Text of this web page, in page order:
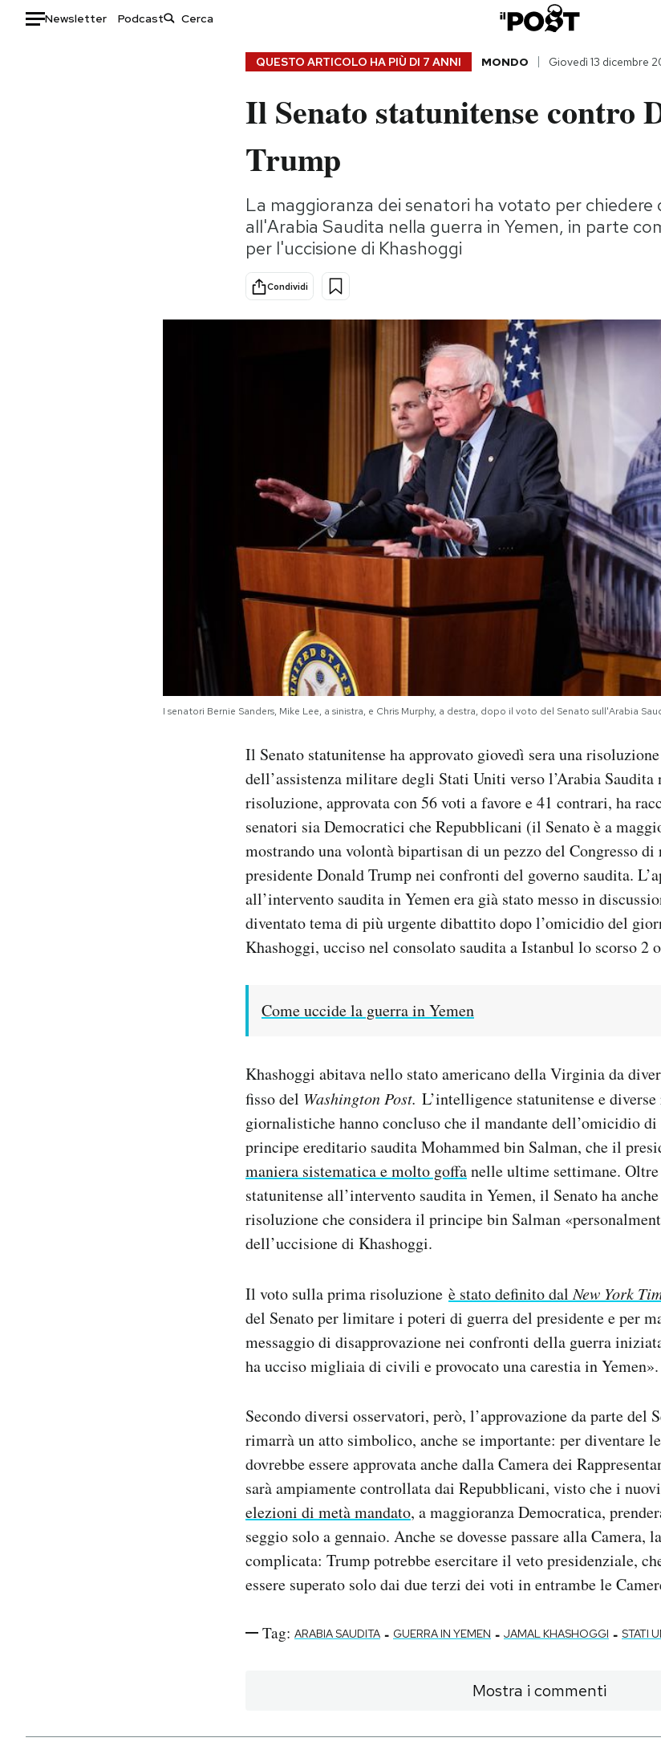
Newsletter Podcast
Storie/Idee
Ok Boomer!
Altrecose
Mondiali calcio 2026
QUESTO ARTICOLO HA PIÙ DI 7 ANNI MONDO Giovedì 13 dicembre
Il Senato statunitense contro
Trump
La maggioranza dei senatori ha votato per
all'Arabia Saudita nella guerra in Yemen, in parte
per l'uccisione di Khashoggi
Condividi
I senatori Bernie Sanders, Mike Lee, a sinistra, e Chris Murphy, a destra, dopo il voto del Senato sull'Arabia
Il Senato statunitense ha approvato giovedì sera una
dell’assistenza militare degli Stati Uniti verso l’Arabia
risoluzione, approvata con 56 voti a favore e 41 contrari, ha
senatori sia Democratici che Repubblicani (il Senato è a
mostrando una volontà bipartisan di un pezzo del Congresso
presidente Donald Trump nei confronti del governo saudita.
all’intervento saudita in Yemen era già stato messo in
diventato tema di più urgente dibattito dopo l’omicidio del
Khashoggi, ucciso nel consolato saudita a Istanbul lo scorso 2
Come uccide la guerra in Yemen
Khashoggi abitava nello stato americano della Virginia da
fisso del Washington Post. L’intelligence statunitense e
giornalistiche hanno concluso che il mandante dell’omicidio
principe ereditario saudita Mohammed bin Salman, che il
maniera sistematica e molto goffanelle ultime settimane.
statunitense all’intervento saudita in Yemen, il Senato ha
risoluzione che considera il principe bin Salman
dell’uccisione di Khashoggi.
Il voto sulla prima risoluzione è stato definito dalNew York
del Senato per limitare i poteri di guerra del presidente e per
messaggio di disapprovazione nei confronti della guerra
ha ucciso migliaia di civili e provocato una carestia in Yemen».
Secondo diversi osservatori, però, l’approvazione da parte del
rimarrà un atto simbolico, anche se importante: per diventare
dovrebbe essere approvata anche dalla Camera dei
sarà ampiamente controllata dai Repubblicani, visto che i
elezioni di metà mandato, a maggioranza Democratica,
seggio solo a gennaio. Anche se dovesse passare alla Camera,
complicata: Trump potrebbe esercitare il veto presidenziale,
essere superato solo dai due terzi dei voti in entrambe le
Tag: ARABIA SAUDITA - GUERRA IN YEMEN - JAMAL KHASHOGGI - STATI
Mostra i commenti